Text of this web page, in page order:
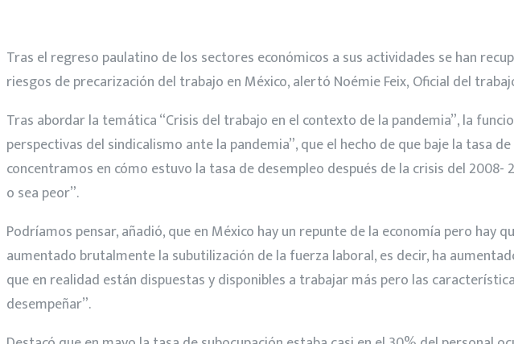
2020
Tras el regreso paulatino de los sectores económicos a sus actividades se han
riesgos de precarización del trabajo en México, alertó Noémie Feix, Oficial del
Tras abordar la temática “Crisis del trabajo en el contexto de la pandemia”, la
perspectivas del sindicalismo ante la pandemia”, que el hecho de que baje la tasa
concentramos en cómo estuvo la tasa de desempleo después de la crisis del
o sea peor”.
Podríamos pensar, añadió, que en México hay un repunte de la economía pero hay
aumentado brutalmente la subutilización de la fuerza laboral, es decir, ha
que en realidad están dispuestas y disponibles a trabajar más pero las
desempeñar”.